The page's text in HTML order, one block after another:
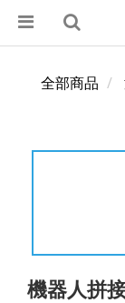
全部商品
機器人拼